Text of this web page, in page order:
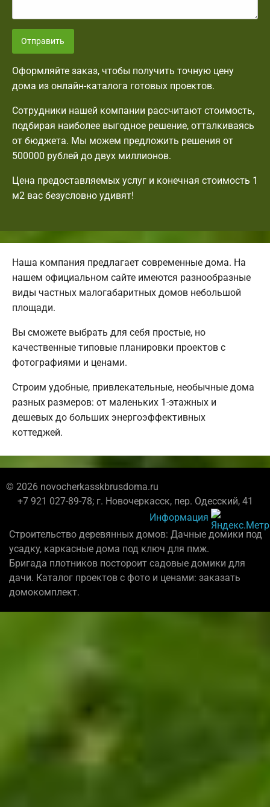
Отправить
Оформляйте заказ, чтобы получить точную цену
дома из онлайн-каталога готовых проектов.
Сотрудники нашей компании рассчитают стоимость,
подбирая наиболее выгодное решение, отталкиваясь
от бюджета. Мы можем предложить решения от
500000 рублей до двух миллионов.
Цена предоставляемых услуг и конечная стоимость 1
м2 вас безусловно удивят!
Наша компания предлагает современные дома. На
нашем официальном сайте имеются разнообразные
виды частных малогабаритных домов небольшой
площади.
Вы сможете выбрать для себя простые, но
качественные типовые планировки проектов с
фотографиями и ценами.
Строим удобные, привлекательные, необычные дома
разных размеров: от маленьких 1-этажных и
дешевых до больших энергоэффективных
коттеджей.
© 2026 novocherkasskbrusdoma.ru
+7 921 027-89-78; г. Новочеркасск, пер. Одесский, 41
Информация
Строительство деревянных домов: Дачные домики под
усадку, каркасные дома под ключ для пмж.
Бригада плотников постороит садовые домики для
дачи. Каталог проектов с фото и ценами: заказать
домокомплект.